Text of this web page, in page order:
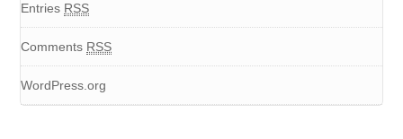
Entries RSS
Comments RSS
WordPress.org